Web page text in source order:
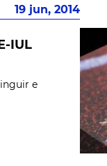
19 jun, 2014
IUL
e